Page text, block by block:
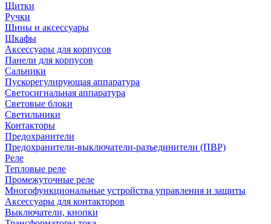
Щитки
Ручки
Шины и аксессуары
Шкафы
Аксессуары для корпусов
Панели для корпусов
Сальники
Пускорегулирующая аппаратура
Светосигнальная аппаратура
Световые блоки
Светильники
Контакторы
Предохранители
Предохранители-выключатели-разъединители (ПВР)
Реле
Тепловые реле
Промежуточные реле
Многофункциональные устройства управления и защиты
Аксессуары для контакторов
Выключатели, кнопки